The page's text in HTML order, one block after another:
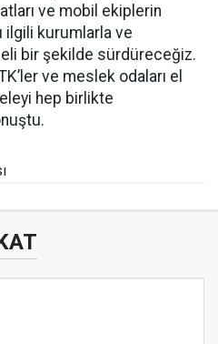
ve mobil ekiplerin
ilgili kurumlarla ve
bir şekilde sürdüreceğiz.
ve meslek odaları el
hep birlikte